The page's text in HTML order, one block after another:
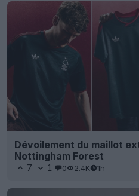
Dévoilement du maillot
Nottingham Forest
7 1 0 2.4K 1h